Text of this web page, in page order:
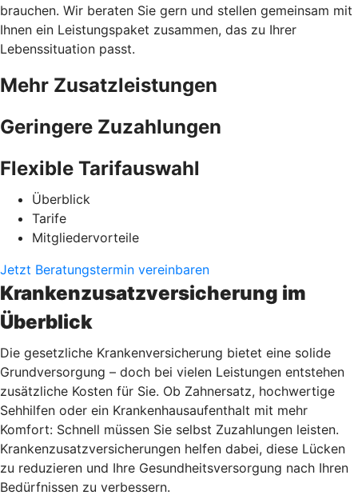
brauchen. Wir beraten Sie gern und stellen gemeinsam mit
Ihnen ein Leistungspaket zusammen, das zu Ihrer
Lebenssituation passt.
Mehr Zusatzleistungen
Geringere Zuzahlungen
Flexible Tarifauswahl
Überblick
Tarife
Mitgliedervorteile
Jetzt Beratungstermin vereinbaren
Krankenzusatzversicherung im
Überblick
Die gesetzliche Krankenversicherung bietet eine solide
Grundversorgung – doch bei vielen Leistungen entstehen
zusätzliche Kosten für Sie. Ob Zahnersatz, hochwertige
Sehhilfen oder ein Krankenhausaufenthalt mit mehr
Komfort: Schnell müssen Sie selbst Zuzahlungen leisten.
Krankenzusatzversicherungen helfen dabei, diese Lücken
zu reduzieren und Ihre Gesundheitsversorgung nach Ihren
Bedürfnissen zu verbessern.